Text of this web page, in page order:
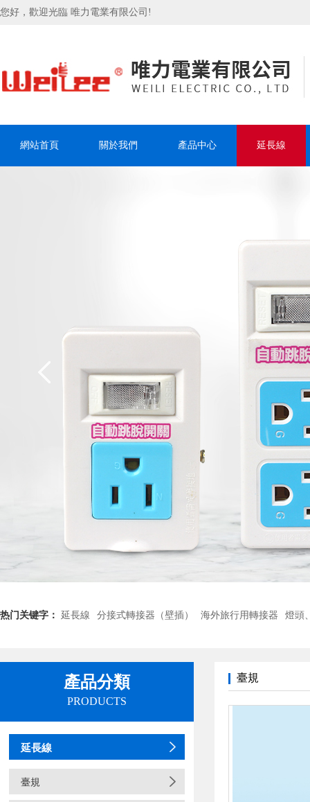
您好，歡迎光臨 唯力電業有限公司!
網站首頁 關於我們 產品中心 延長線
热门关键字： 延長線 分接式轉接器（壁插） 海外旅行用轉接器 燈頭
產品分類
PRODUCTS
延長線
臺規
臺規